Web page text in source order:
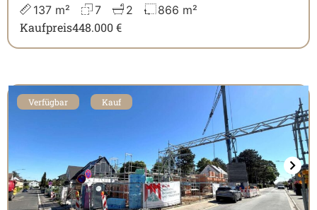
137 m²
7 2 866 m²
Kaufpreis448.000 €
Verfügbar Kauf